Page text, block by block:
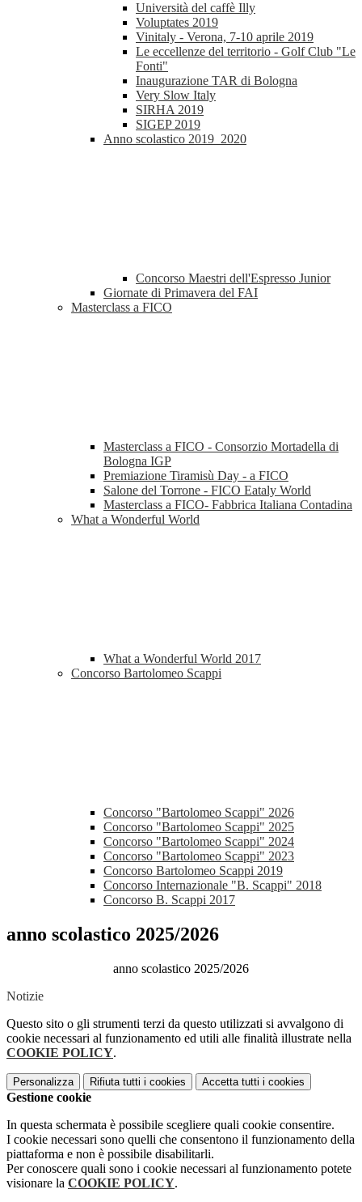
Università del caffè Illy
Voluptates 2019
Vinitaly - Verona, 7-10 aprile 2019
Le eccellenze del territorio - Golf Club "Le
Fonti"
Inaugurazione TAR di Bologna
Very Slow Italy
SIRHA 2019
SIGEP 2019
Anno scolastico 2019_2020
Concorso Maestri dell'Espresso Junior
Giornate di Primavera del FAI
Masterclass a FICO
Masterclass a FICO - Consorzio Mortadella di
Bologna IGP
Premiazione Tiramisù Day - a FICO
Salone del Torrone - FICO Eataly World
Masterclass a FICO- Fabbrica Italiana Contadina
What a Wonderful World
What a Wonderful World 2017
Concorso Bartolomeo Scappi
Concorso "Bartolomeo Scappi" 2026
Concorso "Bartolomeo Scappi" 2025
Concorso "Bartolomeo Scappi" 2024
Concorso "Bartolomeo Scappi" 2023
Concorso Bartolomeo Scappi 2019
Concorso Internazionale "B. Scappi" 2018
Concorso B. Scappi 2017
anno scolastico 2025/2026
anno scolastico 2025/2026
Notizie
Questo sito o gli strumenti terzi da questo utilizzati si avvalgono di
cookie necessari al funzionamento ed utili alle finalità illustrate nella
COOKIE POLICY.
Personalizza Rifiuta tutti i cookies Accetta tutti i cookies
Gestione cookie
In questa schermata è possibile scegliere quali cookie consentire.
I cookie necessari sono quelli che consentono il funzionamento della
piattaforma e non è possibile disabilitarli.
Per conoscere quali sono i cookie necessari al funzionamento potete
visionare la COOKIE POLICY.